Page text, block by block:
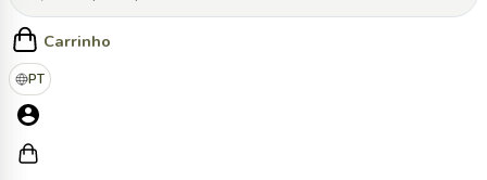
Carrinho
PT